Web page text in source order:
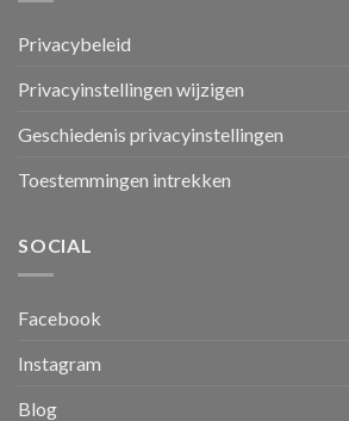
Privacybeleid
Privacyinstellingen wijzigen
Geschiedenis privacyinstellingen
Toestemmingen intrekken
SOCIAL
Facebook
Instagram
Blog